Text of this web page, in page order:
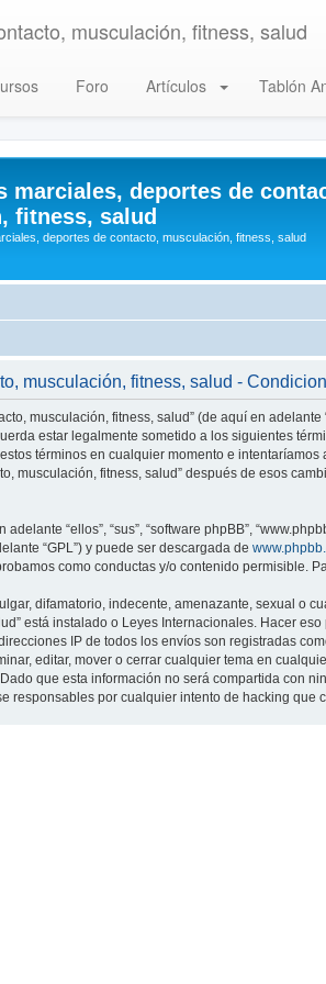
musculación, fitness, salud
Foro Artículos Tablón
marciales, deportes de
fitness, salud
deportes de contacto, musculación, fitness, salud
musculación, fitness, salud -
musculación, fitness, salud” (de aquí en
estar legalmente sometido a los siguientes
términos en cualquier momento e
musculación, fitness, salud” después de esos
“ellos”, “sus”, “software phpBB”,
“GPL”) y puede ser descargada de
como conductas y/o contenido permisible.
difamatorio, indecente, amenazante, sexual o
está instalado o Leyes Internacionales. Hacer
IP de todos los envíos son registradas
editar, mover o cerrar cualquier tema en
que esta información no será compartida con
responsables por cualquier intento de hacking que